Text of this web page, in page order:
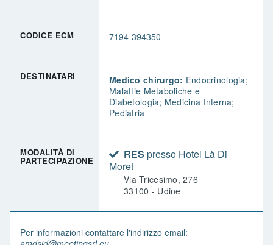
CODICE ECM 7194-394350
DESTINATARI Medico chirurgo: Endocrinologia;
Malattie Metaboliche e
Diabetologia; Medicina Interna;
Pediatria
MODALITÀ DI
PARTECIPAZIONE RES presso Hotel Là Di
Moret
Via Tricesimo, 276
33100 - Udine
Per informazioni contattare l'indirizzo email: